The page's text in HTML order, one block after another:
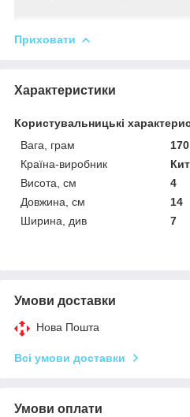
Приховати
Характеристики
Користувальницькі
Вага, грам
170
Країна-виробник
Висота, см
4
Довжина, см
14
Ширина, див
7
Умови доставки
Нова Пошта
Всі умови доставки
Умови оплати